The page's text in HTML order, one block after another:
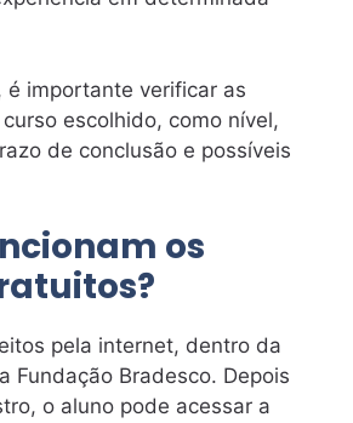
é importante verificar as
escolhido, como nível,
de conclusão e possíveis
os
pela internet, dentro da
Fundação Bradesco. Depois
o aluno pode acessar a